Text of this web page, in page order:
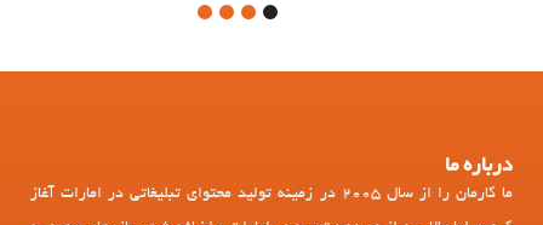
1
درباره ما
ما کارمان را از سال 2005 در زمینه تولید محتوای تبلیغاتی در امارات آغاز